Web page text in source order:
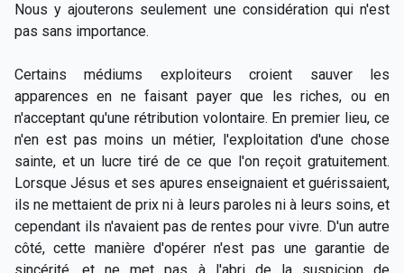
Nous y ajouterons seulement une considération qui n'est
pas sans importance.
Certains médiums exploiteurs croient sauver les
apparences en ne faisant payer que les riches, ou en
n'acceptant qu'une rétribution volontaire. En premier lieu, ce
n'en est pas moins un métier, l'exploitation d'une chose
sainte, et un lucre tiré de ce que l'on reçoit gratuitement.
Lorsque Jésus et ses apures enseignaient et guérissaient,
ils ne mettaient de prix ni à leurs paroles ni à leurs soins, et
cependant ils n'avaient pas de rentes pour vivre. D'un autre
côté, cette manière d'opérer n'est pas une garantie de